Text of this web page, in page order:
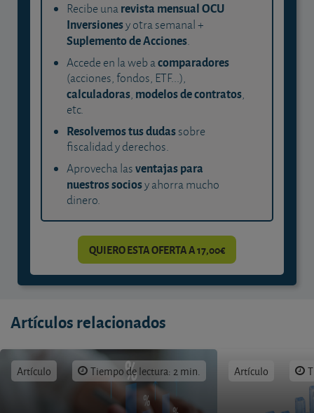
Recibe unarevista mensual OCU
Inversionesy otra semanal +
Suplemento de Acciones.
Accede en la web acomparadores
(acciones, fondos, ETF...),
calculadoras, modelos de contratos,
etc.
Resolvemos tus dudassobre
fiscalidad y derechos.
Aprovecha lasventajas para
nuestros sociosy ahorra mucho
dinero.
QUIERO ESTA OFERTA A 17,00€
Artículos relacionados
Artículo Tiempo de lectura: 2 min. Artículo